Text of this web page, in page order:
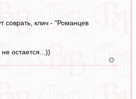
соврать, клич - "Романцев
остается...))